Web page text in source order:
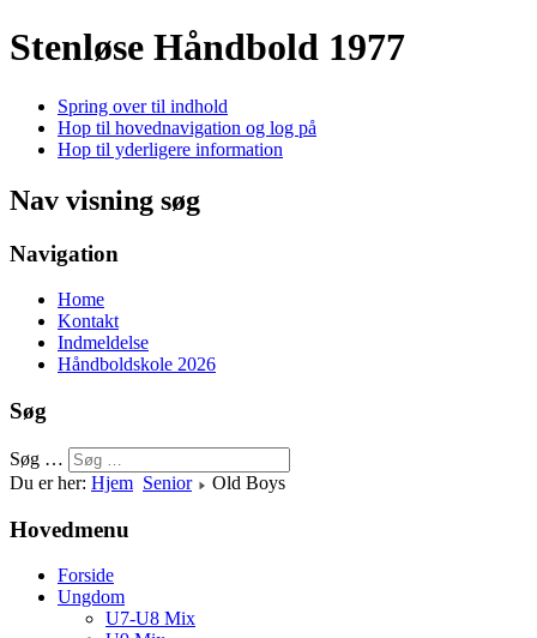
Stenløse Håndbold 1977
Spring over til indhold
Hop til hovednavigation og log på
Hop til yderligere information
Nav visning søg
Navigation
Home
Kontakt
Indmeldelse
Håndboldskole 2026
Søg
Søg …
Du er her: Hjem Senior Old Boys
Hovedmenu
Forside
Ungdom
U7-U8 Mix